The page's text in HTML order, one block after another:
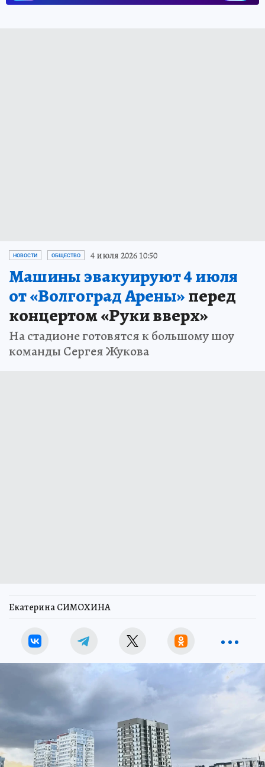
НОВОСТИ ОБЩЕСТВО 4 июля 2026 10:50
Машины эвакуируют 4 июля
от «Волгоград Арены»перед
концертом «Руки вверх»
На стадионе готовятся к большому шоу
команды Сергея Жукова
Екатерина СИМОХИНА